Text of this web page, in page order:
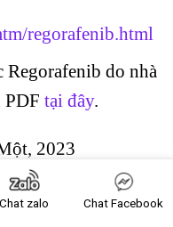
regorafenib.html
do nhà
PDF tại đây.
2023
Chat zalo Chat Facebook